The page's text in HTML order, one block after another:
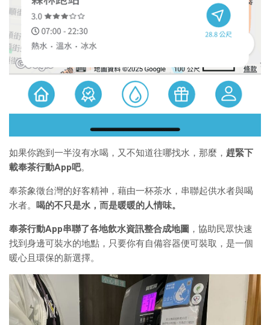
如果你跑到一半沒有水喝，又不知道往哪找水，那麼， 趕緊下
載奉茶行動App吧。
奉茶象徵台灣的好客精神，藉由一杯茶水，串聯起供水者與喝
水者。 喝的不只是水，而是暖暖的人情味。
奉茶行動App串聯了各地飲水資訊整合成地圖 ，協助民眾快速
找到身邊可裝水的地點，只要你有自備容器便可裝取，是一個
暖心且環保的新選擇。